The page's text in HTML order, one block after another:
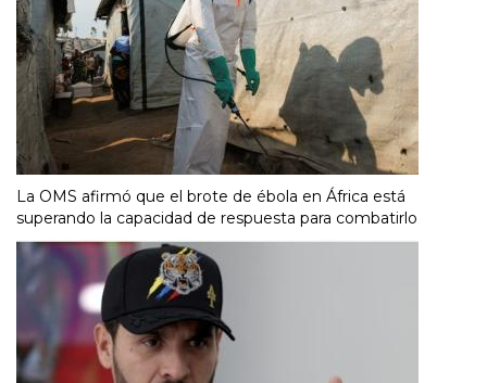
La OMS afirmó que el brote de ébola en África está
superando la capacidad de respuesta para combatirlo